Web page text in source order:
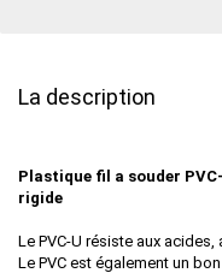
La description
Plastique fil a souder
rigide
Le PVC-U résiste aux
Le PVC est également un